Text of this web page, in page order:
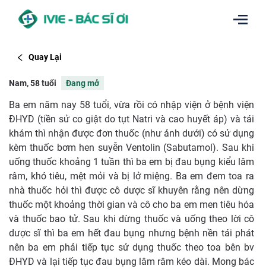
Quay Lại
Nam, 58 tuổi Đang mở
Ba em năm nay 58 tuổi, vừa rồi có nhập viện ở bệnh viện
ĐHYD (tiền sử co giật do tụt Natri và cao huyết áp) và tái
khám thì nhận được đơn thuốc (như ảnh dưới) có sử dụng
kèm thuốc bơm hen suyễn Ventolin (Sabutamol). Sau khi
uống thuốc khoảng 1 tuần thì ba em bị đau bụng kiểu lâm
râm, khó tiêu, mệt mỏi và bị lở miệng. Ba em đem toa ra
nhà thuốc hỏi thì được cô dược sĩ khuyên rằng nên dừng
thuốc một khoảng thời gian và cô cho ba em men tiêu hóa
và thuốc bao tử. Sau khi dừng thuốc và uống theo lời cô
dược sĩ thì ba em hết đau bụng nhưng bệnh nền tái phát
nên ba em phải tiếp tục sử dụng thuốc theo toa bên bv
ĐHYD và lại tiếp tục đau bụng lâm râm kéo dài. Mong bác